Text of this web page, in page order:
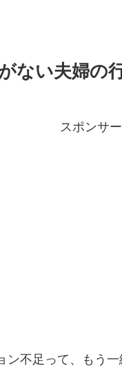
ない夫婦の
スポンサ
ン不足って、もう